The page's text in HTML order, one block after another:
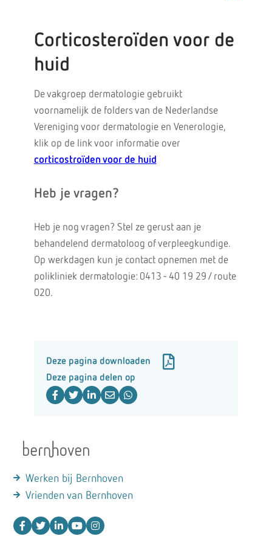
Corticosteroïden voor de
huid
De vakgroep dermatologie gebruikt
voornamelijk de folders van de Nederlandse
Vereniging voor dermatologie en Venerologie,
klik op de link voor informatie over
corticostroïden voor de huid
Heb je vragen?
Heb je nog vragen? Stel ze gerust aan je
behandelend dermatoloog of verpleegkundige.
Op werkdagen kun je contact opnemen met de
polikliniek dermatologie: 0413 - 40 19 29 / route
020.
Deze pagina downloaden
Deze pagina delen op
Werken bij Bernhoven
Vrienden van Bernhoven